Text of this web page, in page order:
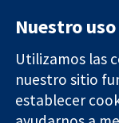
Evidencia fiable.
Nuestro
Utilizamos las
nuestro sitio
establecer